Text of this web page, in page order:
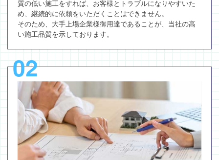
質の低い施工をすれば、お客様とトラブルになりやすいた
め、継続的に依頼をいただくことはできません。
そのため、大手上場企業様御用達であることが、当社の高
い施工品質を示しております。
02